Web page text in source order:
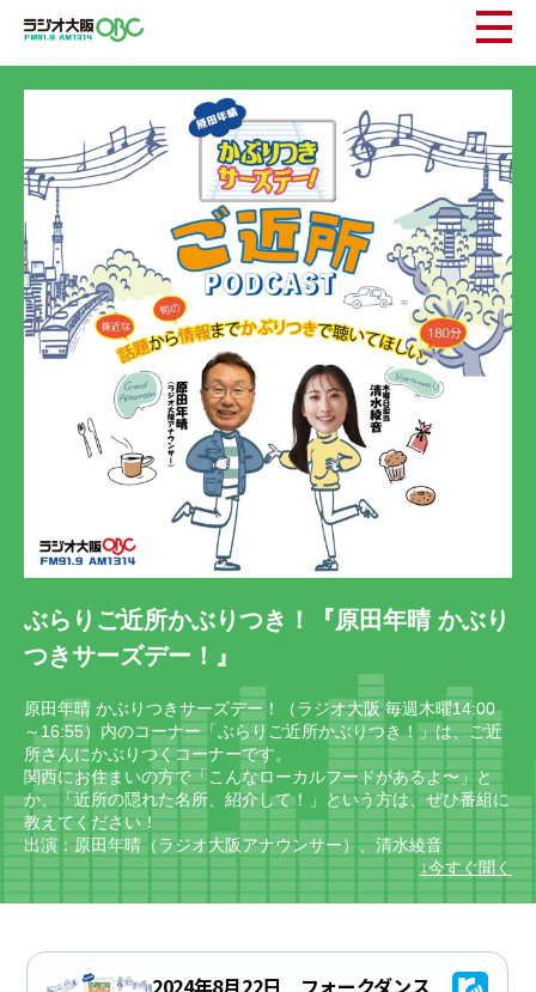
ぶらりご近所かぶりつき！『原田年晴 かぶり
つきサーズデー！』
原田年晴 かぶりつきサーズデー！（ラジオ大阪 毎週木曜14:00
～16:55）内のコーナー「ぶらりご近所かぶりつき！」は、ご近
所さんにかぶりつくコーナーです。
関西にお住まいの方で「こんなローカルフードがあるよ〜」と
か、「近所の隠れた名所、紹介して！」という方は、ぜひ番組に
教えてください！
出演：原田年晴（ラジオ大阪アナウンサー）、清水綾音
↓今すぐ聞く